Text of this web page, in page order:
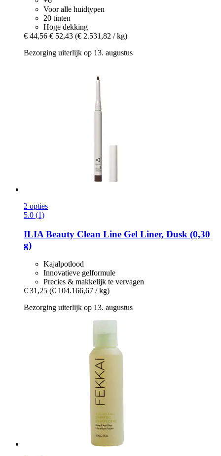
Voor alle huidtypen
20 tinten
Hoge dekking
€ 44,56 € 52,43 (€ 2.531,82 / kg)
Bezorging uiterlijk op 13. augustus
2 opties
5.0 (1)
ILIA Beauty Clean Line Gel Liner, Dusk (0,30
g)
Kajalpotlood
Innovatieve gelformule
Precies & makkelijk te vervagen
€ 31,25 (€ 104.166,67 / kg)
Bezorging uiterlijk op 13. augustus